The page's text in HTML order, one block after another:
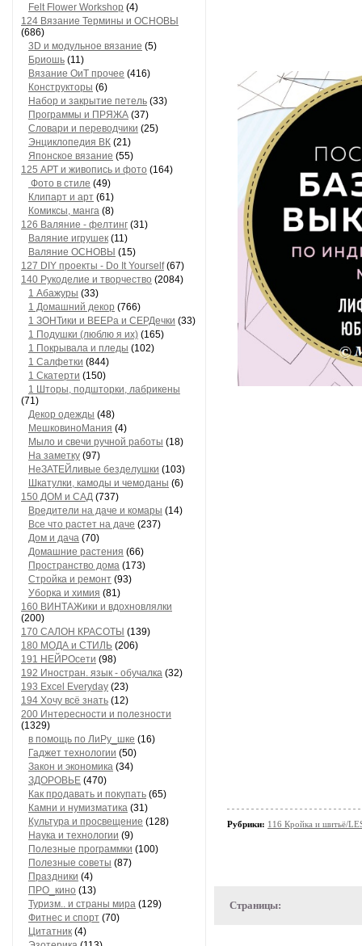
Felt Flower Workshop (4)
124 Вязание Термины и ОСНОВЫ
(686)
3D и модульное вязание (5)
Бриошь (11)
Вязание ОиТ прочее (416)
Конструкторы (6)
Набор и закрытие петель (33)
Программы и ПРЯЖА (37)
Словари и переводчики (25)
Энциклопедия ВК (21)
Японское вязание (55)
125 АРТ и живопись и фото (164)
Фото в стиле (49)
Клипарт и арт (61)
Комиксы, манга (8)
126 Валяние - фелтинг (31)
Валяние игрушек (11)
Валяние ОСНОВЫ (15)
127 DIY проекты - Do It Yourself(67)
140 Рукоделие и творчество (2084)
1 Абажуры (33)
1 Домашний декор (766)
1 ЗОНТики и ВЕЕРа и СЕРДечки (33)
1 Подушки (люблю я их) (165)
1 Покрывала и пледы (102)
1 Салфетки (844)
1 Скатерти (150)
1 Шторы, подшторки, лабрикены
(71)
Декор одежды (48)
МешковиноМания (4)
Мыло и свечи ручной работы (18)
На заметку (97)
НеЗАТЕЙливые безделушки (103)
Шкатулки, камоды и чемоданы (6)
150 ДОМ и САД (737)
Вредители на даче и комары (14)
Все что растет на даче (237)
Дом и дача (70)
Домашние растения (66)
Пространство дома (173)
Стройка и ремонт (93)
Уборка и химия (81)
160 ВИНТАЖики и вдохновлялки
(200)
170 САЛОН КРАСОТЫ (139)
180 МОДА и СТИЛЬ (206)
191 НЕЙРОсети (98)
192 Иностран. язык - обучалка (32)
193 Excel Everyday (23)
194 Хочу всё знать (12)
200 Интересности и полезности
(1329)
в помощь по ЛиРу_шке (16)
Гаджет технологии (50)
Закон и экономика (34)
ЗДОРОВЬЕ (470)
Как продавать и покупать (65)
Камни и нумизматика (31)
Культура и просвещение (128)
Наука и технологии (9)
Полезные программки (100)
Полезные советы (87)
Праздники (4)
ПРО_кино (13)
Туризм.. и страны мира (129)
Фитнес и спорт (70)
Цитатник (4)
Рубрики: 116 Кройка и шитьё/
Страницы: